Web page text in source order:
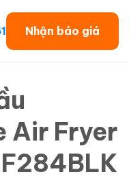
Nhận báo giá
Air Fryer